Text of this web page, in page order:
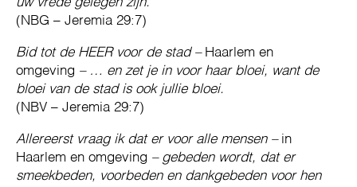
uw vrede gelegen zijn.
(NBG – Jeremia 29:7)
Bid tot de HEER voor de stad – Haarlem en
omgeving – … en zet je in voor haar bloei, want de
bloei van de stad is ook jullie bloei.
(NBV – Jeremia 29:7)
Allereerst vraag ik dat er voor alle mensen – in
Haarlem en omgeving – gebeden wordt, dat er
smeekbeden, voorbeden en dankgebeden voor hen